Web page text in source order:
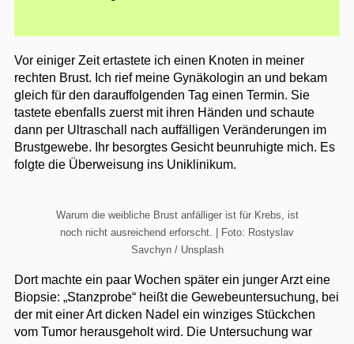
Vor einiger Zeit ertastete ich einen Knoten in meiner
rechten Brust. Ich rief meine Gynäkologin an und bekam
gleich für den darauffolgenden Tag einen Termin. Sie
tastete ebenfalls zuerst mit ihren Händen und schaute
dann per Ultraschall nach auffälligen Veränderungen im
Brustgewebe. Ihr besorgtes Gesicht beunruhigte mich. Es
folgte die Überweisung ins Uniklinikum.
Warum die weibliche Brust anfälliger ist für Krebs, ist
noch nicht ausreichend erforscht. | Foto: Rostyslav
Savchyn / Unsplash
Dort machte ein paar Wochen später ein junger Arzt eine
Biopsie: „Stanzprobe“ heißt die Gewebeuntersuchung, bei
der mit einer Art dicken Nadel ein winziges Stückchen
vom Tumor herausgeholt wird. Die Untersuchung war